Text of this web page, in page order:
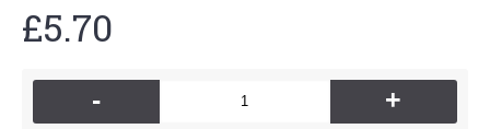
£5.70
- +